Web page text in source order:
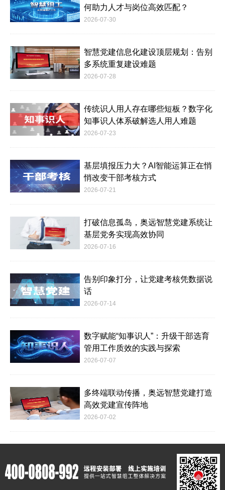
何助力人才与岗位高效匹配？
2026-07-30
智慧党建信息化建设顶层规划：告别
多系统重复建设难题
2026-07-28
传统识人用人存在哪些短板？数字化
知事识人体系破解选人用人难题
2026-07-23
基层填报压力大？AI智能运算正在悄
悄改变干部考核方式
2026-07-21
打破信息孤岛，奥远智慧党建系统让
基层党务实现高效协同
2026-07-16
告别印象打分，让党建考核凭数据说
话
2026-07-14
数字赋能“知事识人”：升级干部选育
管用工作质效的实践与探索
2026-07-07
多终端联动传播，奥远智慧党建打造
高效党建宣传阵地
2026-07-02